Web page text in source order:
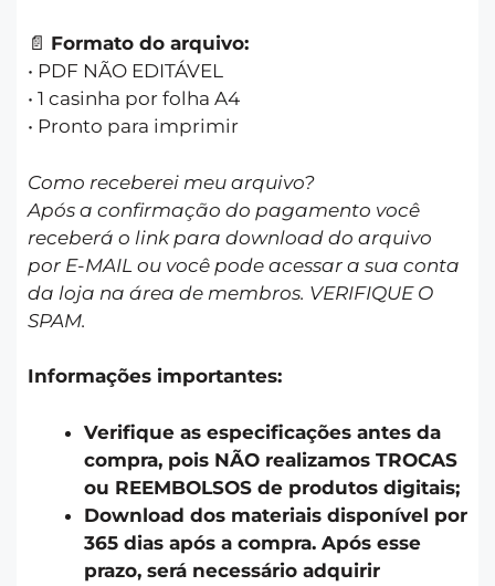
📄 Formato do arquivo:
• PDF NÃO EDITÁVEL
• 1 casinha por folha A4
• Pronto para imprimir
Como receberei meu arquivo?
Após a confirmação do pagamento você
receberá o link para download do arquivo
por E-MAIL ou você pode acessar a sua conta
da loja na área de membros. VERIFIQUE O
SPAM.
Informações importantes:
Verifique as especificações antes da
compra, pois NÃO realizamos TROCAS
ou REEMBOLSOS de produtos digitais;
Download dos materiais disponível por
365 dias após a compra. Após esse
prazo, será necessário adquirir